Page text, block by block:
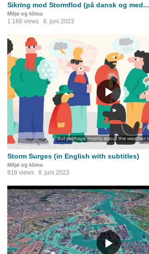
Sikring mod Stormflod (på dansk og med...
Miljø og klima
1.166 views 8. juni 2023
Storm Surges (in English with subtitles)
Miljø og klima
818 views 8. juni 2023